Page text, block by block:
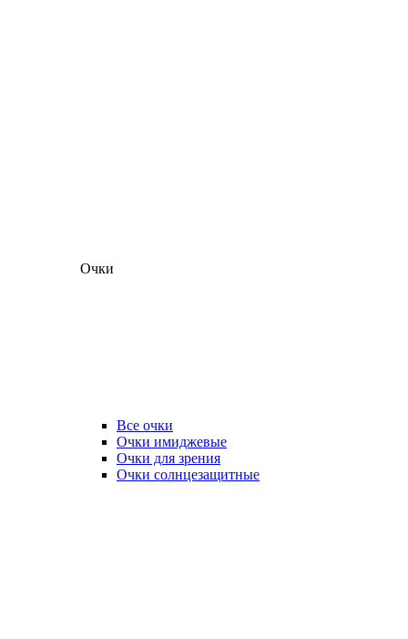
Очки
Все очки
Очки имиджевые
Очки для зрения
Очки солнцезащитные